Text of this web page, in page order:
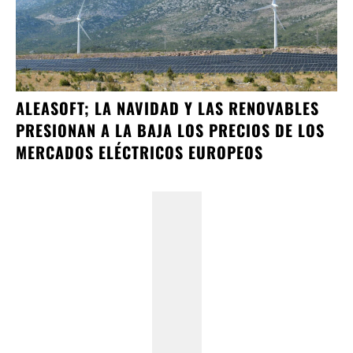
ALEASOFT; LA NAVIDAD Y LAS RENOVABLES
PRESIONAN A LA BAJA LOS PRECIOS DE LOS
MERCADOS ELÉCTRICOS EUROPEOS